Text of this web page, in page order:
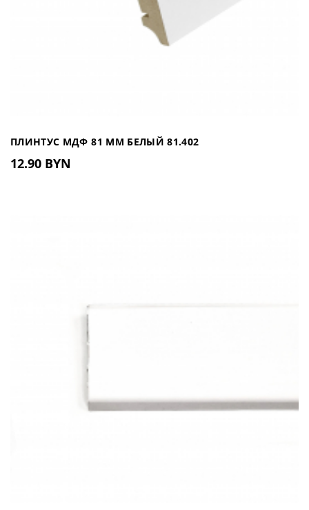
ПЛИНТУС МДФ 81 ММ БЕЛЫЙ 81.402
12.90 BYN